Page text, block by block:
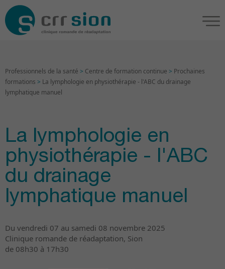
Professionnels de la santé > Centre de formation continue > Prochaines
formations > La lymphologie en physiothérapie - l'ABC du drainage
lymphatique manuel
La lymphologie en
physiothérapie - l'ABC
du drainage
lymphatique manuel
Du vendredi 07 au samedi 08 novembre 2025
Clinique romande de réadaptation, Sion
de 08h30 à 17h30